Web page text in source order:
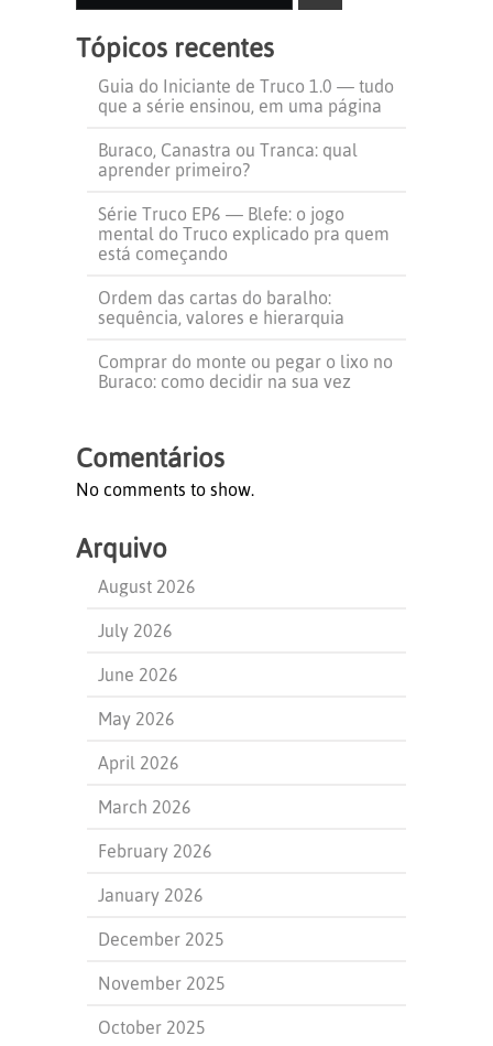
Tópicos recentes
Guia do Iniciante de Truco 1.0 — tudo
que a série ensinou, em uma página
Buraco, Canastra ou Tranca: qual
aprender primeiro?
Série Truco EP6 — Blefe: o jogo
mental do Truco explicado pra quem
está começando
Ordem das cartas do baralho:
sequência, valores e hierarquia
Comprar do monte ou pegar o lixo no
Buraco: como decidir na sua vez
Comentários
No comments to show.
Arquivo
August 2026
July 2026
June 2026
May 2026
April 2026
March 2026
February 2026
January 2026
December 2025
November 2025
October 2025